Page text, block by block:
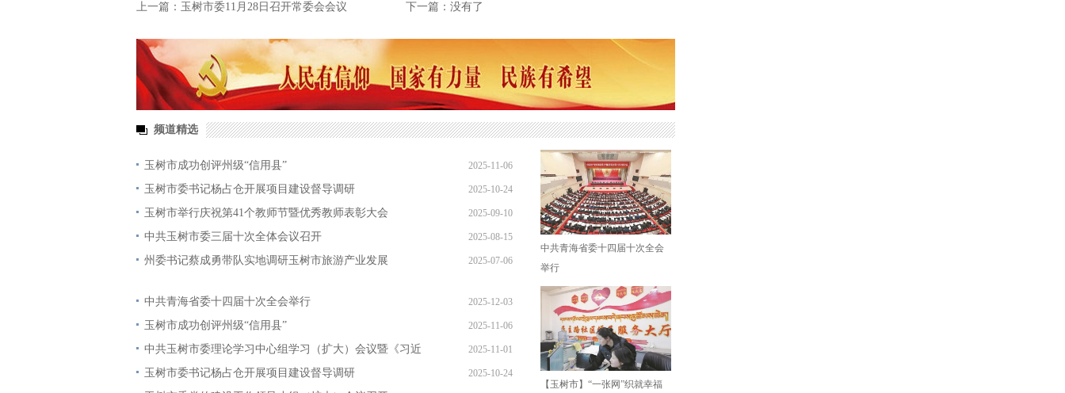
上一篇： 玉树市委11月28日召开常委会会议 下一篇：没有了
频道精选
玉树市成功创评州级“信用县” 2025-11-06
09:58:39
玉树市委书记杨占仓开展项目建设督导调研 2025-10-24
10:48:31
玉树市举行庆祝第41个教师节暨优秀教师表彰大会 2025-09-10
20:29:00
中共玉树市委三届十次全体会议召开 2025-08-15
21:06:00
州委书记蔡成勇带队实地调研玉树市旅游产业发展 2025-07-06
中共青海省委十四届十次全会举行 2025-12-03
10:30:51
玉树市成功创评州级“信用县” 2025-11-06
09:58:39
中共玉树市委理论学习中心组学习（扩大）会议暨《习近 2025-11-01
10:02:00
玉树市委书记杨占仓开展项目建设督导调研 2025-10-24
中共青海省委十四届十次全会
举行
【玉树市】“一张网”织就幸福